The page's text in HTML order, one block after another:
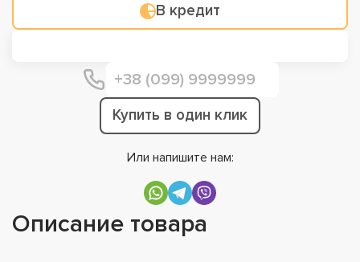
В кредит
Купить в один клик
Или напишите нам:
Описание товара